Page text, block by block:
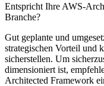
Entspricht Ihre AWS-
Branche?
Gut geplante und
strategischen Vorteil und
sicherstellen. Um
dimensioniert ist,
Architected Framework